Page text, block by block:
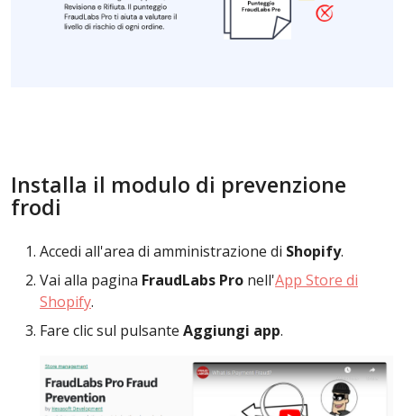
Installa il modulo di prevenzione
frodi
Accedi all'area di amministrazione di Shopify.
Vai alla pagina FraudLabs Pro nell'App Store di
Shopify.
Fare clic sul pulsante Aggiungi app.